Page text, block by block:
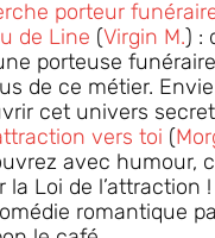
porteur
de Line (Virgin M.) :
porteuse
de ce métier.
cet univers
vers toi (
avec humour,
la Loi de l’attraction !
romantique